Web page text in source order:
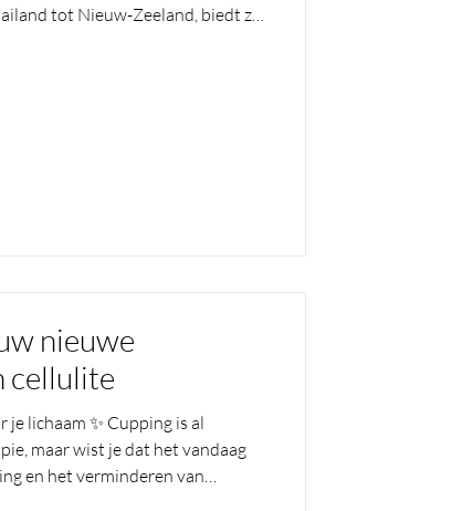
tot Nieuw-Zeeland, biedt ze
nieuwe
cellulite
lichaam ✨ Cupping is al
maar wist je dat het vandaag
en het verminderen van